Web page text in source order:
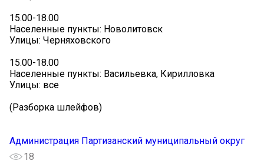
15.00-18.00
Населенные пункты: Новолитовск
Улицы: Черняховского
15.00-18.00
Населенные пункты: Васильевка, Кирилловка
Улицы: все
(Разборка шлейфов)
Администрация Партизанский муниципальный округ
18